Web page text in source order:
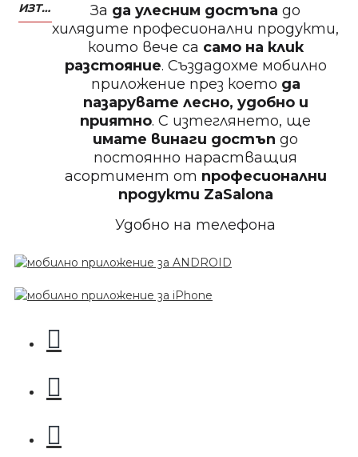
БЕЗПЛАТНО
Пила за нокти 12cm
Пила за нокти
ИЗТЕГЛЕТЕ МОБИЛНО ПРИЛОЖЕНИЕ ZASALONA За да улесним достъпадо
хилядите професионални продукти,
които вече са само на клик
разстояние. Създадохме мобилно
приложение през което да
пазарувате лесно, удобно и
приятно. С изтеглянето, ще
имате винаги достъп до
постоянно нарастващия
асортимент от професионални
продукти ZaSalona
Удобно на телефона